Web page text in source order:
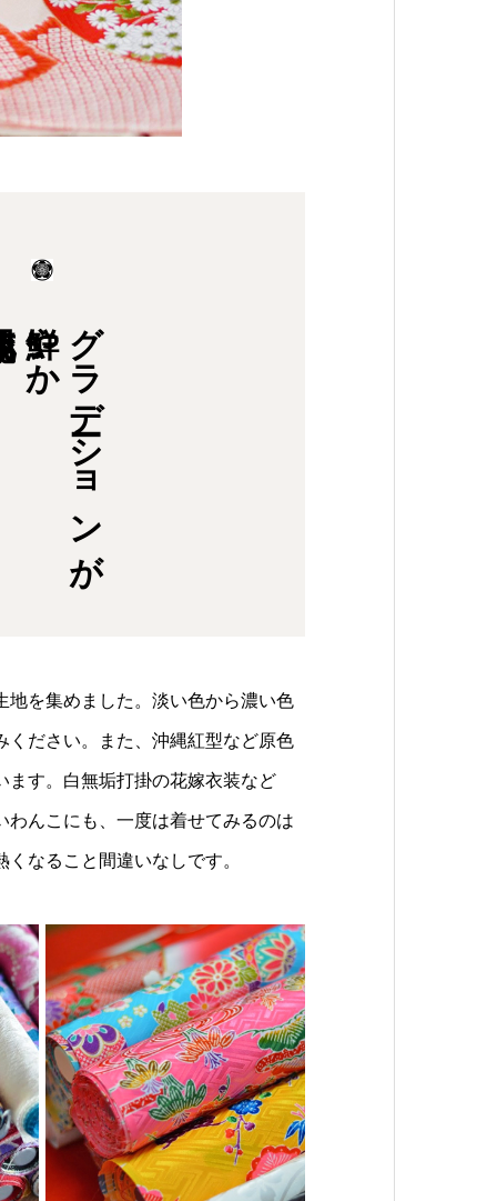
グラデーションが
鮮やか
地を集めました。淡い色から濃い色
ください。また、沖縄紅型など原色
ます。白無垢打掛の花嫁衣装など
んこにも、一度は着せてみるのは
なること間違いなしです。